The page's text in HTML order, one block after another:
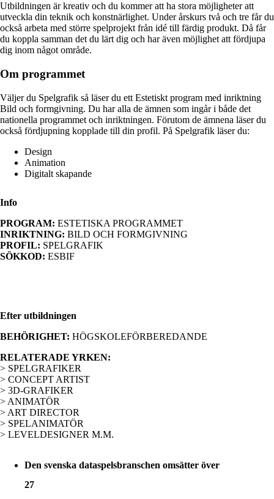
Utbildningen är kreativ och du kommer att ha stora möjligheter att
utveckla din teknik och konstnärlighet. Under årskurs två och tre får du
också arbeta med större spelprojekt från idé till färdig produkt. Då får
du koppla samman det du lärt dig och har även möjlighet att fördjupa
dig inom något område.
Om programmet
Väljer du Spelgrafik så läser du ett Estetiskt program med inriktning
Bild och formgivning. Du har alla de ämnen som ingår i både det
nationella programmet och inriktningen. Förutom de ämnena läser du
också fördjupning kopplade till din profil. På Spelgrafik läser du:
Design
Animation
Digitalt skapande
Info
PROGRAM: ESTETISKA PROGRAMMET
INRIKTNING: BILD OCH FORMGIVNING
PROFIL: SPELGRAFIK
SÖKKOD: ESBIF
Efter utbildningen
BEHÖRIGHET: HÖGSKOLEFÖRBEREDANDE
RELATERADE YRKEN:
> SPELGRAFIKER
> CONCEPT ARTIST
> 3D-GRAFIKER
> ANIMATÖR
> ART DIRECTOR
> SPELANIMATÖR
> LEVELDESIGNER M.M.
Den svenska dataspelsbranschen omsätter över
27